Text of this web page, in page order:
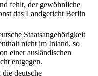
fehlt, der gewöhnliche
das Landgericht Berlin
Staatsangehörigkeit
nicht im Inland, so
einer ausländischen
entgegen.
deutsche